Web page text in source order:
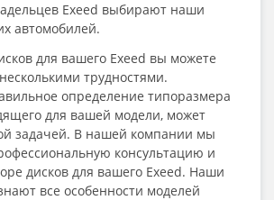
Exeed выбирают наши
автомобилей.
для вашего Exeed вы можете
трудностями.
определение типоразмера
для вашей модели, может
задачей. В нашей компании мы
консультацию и
дисков для вашего Exeed. Наши
все особенности моделей